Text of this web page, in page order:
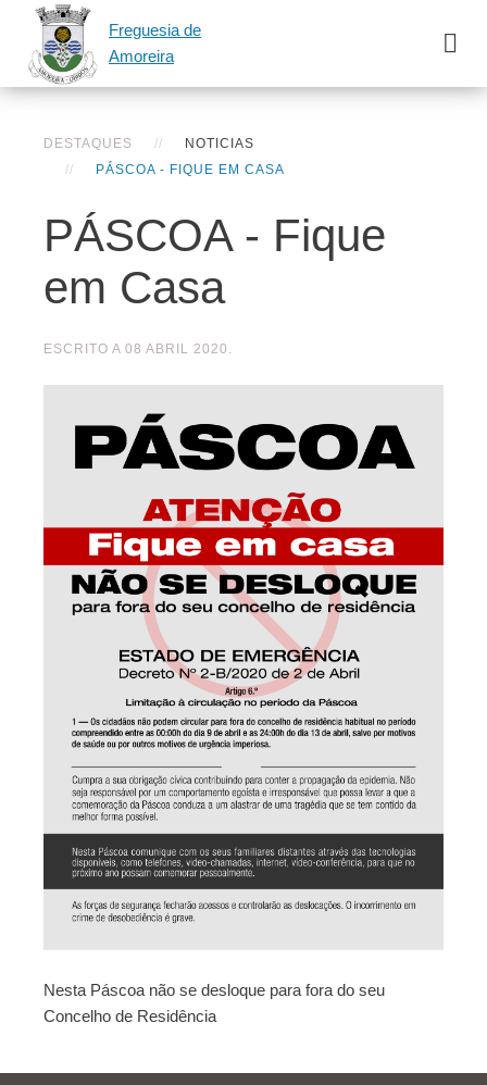
Freguesia de
Amoreira
DESTAQUES
NOTICIAS
PÁSCOA - FIQUE EM CASA
PÁSCOA - Fique
em Casa
ESCRITO A 08 ABRIL 2020 .
Nesta Páscoa não se desloque para fora do seu
Concelho de Residência